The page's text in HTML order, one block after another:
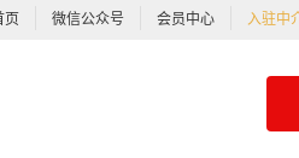
页 微信公众号 会员中心 入驻中